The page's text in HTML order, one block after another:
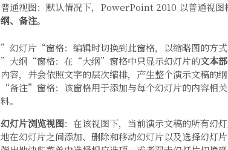
普通视图：默认情况下，PowerPoint 2010 以普通视
纲、备注。
”幻灯片“窗格：编辑时切换到此窗格，以缩略图的方
”大纲“窗格：在“大纲”窗格中只显示幻灯片的文本
内容，并会依照文字的层次缩排，产生整个演示文稿的纲
“备注”窗格：该窗格用于添加与每个幻灯片的内容相
料。
幻灯片浏览视图：在该视图下，当前演示文稿的所有幻
地在幻灯片之间添加、删除和移动幻灯片以及选择幻灯